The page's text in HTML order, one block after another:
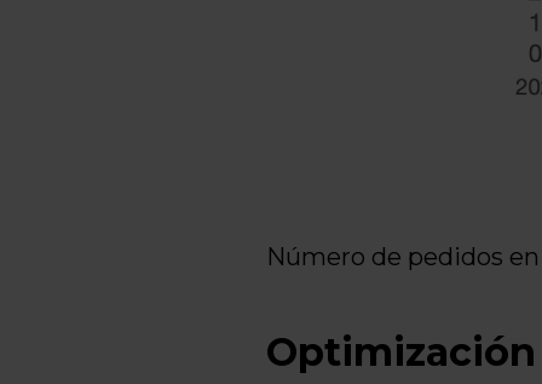
Número de pedidos